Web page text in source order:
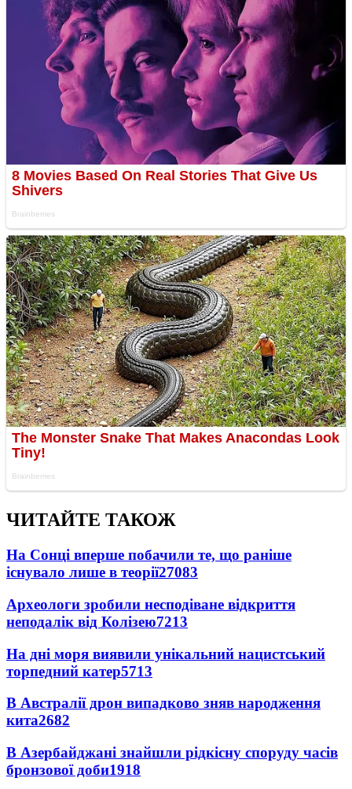
ЧИТАЙТЕ ТАКОЖ
На Сонці вперше побачили те, що раніше
існувало лише в теорії27083
Археологи зробили несподіване відкриття
неподалік від Колізею7213
На дні моря виявили унікальний нацистський
торпедний катер5713
В Австралії дрон випадково зняв народження
кита2682
В Азербайджані знайшли рідкісну споруду часів
бронзової доби1918